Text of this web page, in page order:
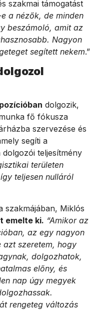
szakmai támogatást
a nézők, de minden
beszámoló, amit az
Nagyon
segített nekem.”
dolgozik,
fő fókusza
szervezése és
segíti a
teljesítmény
területen
teljesen nulláról
szakmájában, Miklós
emelte ki. “Amikor az
az egy nagyon
szeretem, hogy
dolgozhatok,
előny, és
nap úgy megyek
rengeteg változás